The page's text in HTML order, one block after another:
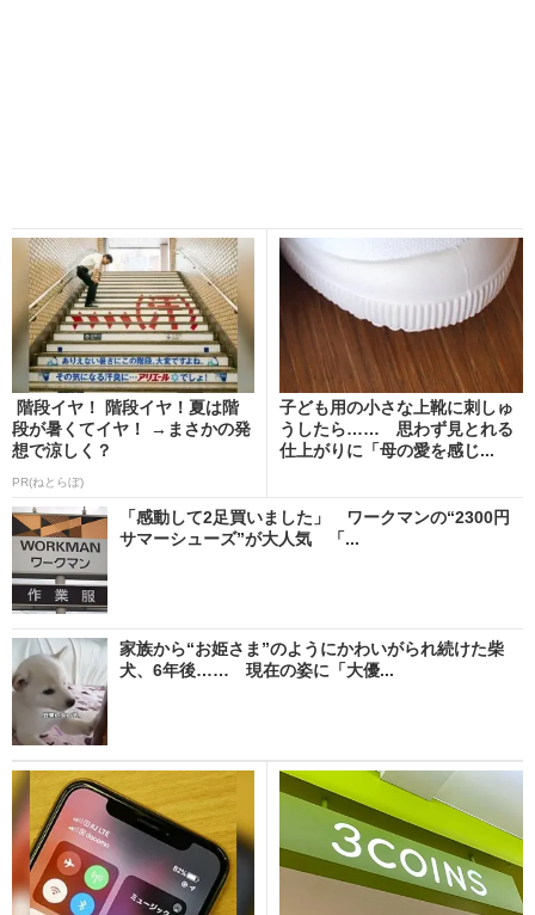
階段イヤ！ 階段イヤ！夏は階
段が暑くてイヤ！ →まさかの発
想で涼しく？
PR(ねとらぼ)
子ども用の小さな上靴に刺しゅ
うしたら…… 思わず見とれる
仕上がりに「母の愛を感じ...
「感動して2足買いました」 ワークマンの“2300円
サマーシューズ”が大人気 「...
家族から“お姫さま”のようにかわいがられ続けた柴
犬、6年後…… 現在の姿に「大優...